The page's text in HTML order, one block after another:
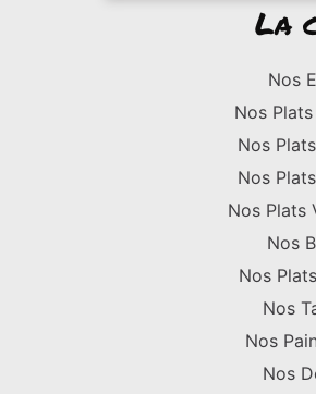
La
Nos
Nos
Nos
Nos
Nos Plats
Nos
Nos
Nos
Nos
Nos